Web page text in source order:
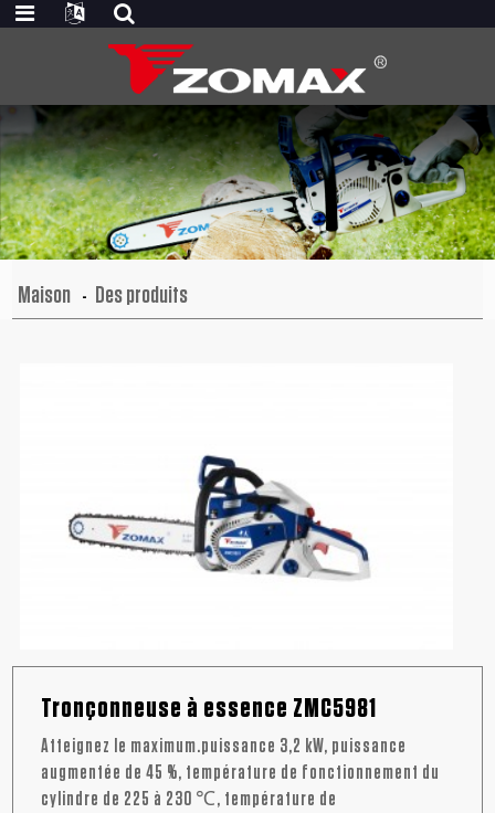
Maison Des produits
Tronçonneuse à essence ZMC5981
Atteignez le maximum.puissance 3,2 kW, puissance
augmentée de 45 %, température de fonctionnement du
cylindre de 225 à 230 ℃, température de